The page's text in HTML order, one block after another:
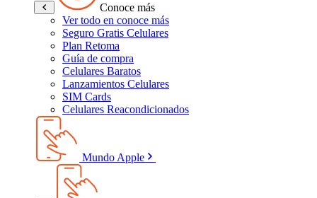
Conoce más
Ver todo en conoce más
Seguro Gratis Celulares
Plan Retoma
Guía de compra
Celulares Baratos
Lanzamientos Celulares
SIM Cards
Celulares Reacondicionados
Mundo Apple